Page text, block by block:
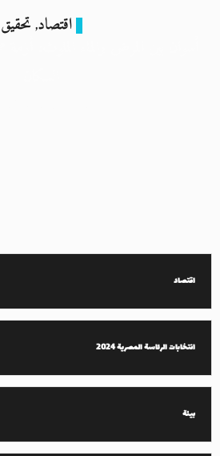
اقتصاد,تحقيق
اقتصاد
انتخابات الرئاسة المصرية 2024
بيئة